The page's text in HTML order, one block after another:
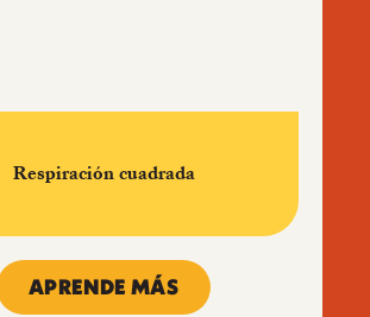
Respiración cuadrada
APRENDE MÁS